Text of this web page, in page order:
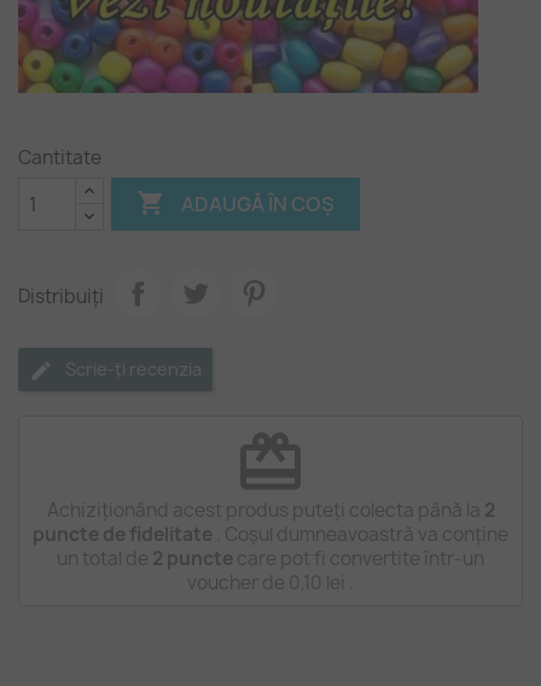
Cantitate
 ADAUGĂ ÎN COȘ
Distribuiți
Scrie-ți recenzia
redeem
Achiziționând acest produs puteți colecta până la 2
puncte de fidelitate . Coșul dumneavoastră va conține
un total de 2 puncte care pot fi convertite într-un
voucher de 0,10 lei